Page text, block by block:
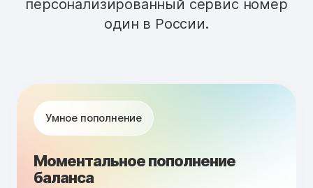
персонализированный сервис номер
один в России.
Умное пополнение
Моментальное пополнение
баланса